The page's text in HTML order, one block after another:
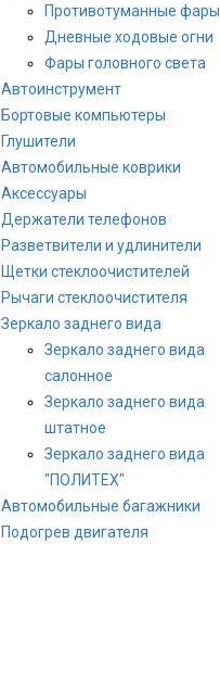
Противотуманные фары
Дневные ходовые огни
Фары головного света
Автоинструмент
Бортовые компьютеры
Глушители
Автомобильные коврики
Аксессуары
Держатели телефонов
Разветвители и удлинители
Щетки стеклоочистителей
Рычаги стеклоочистителя
Зеркало заднего вида
Зеркало заднего вида
салонное
Зеркало заднего вида
штатное
Зеркало заднего вида
"ПОЛИТЕХ"
Автомобильные багажники
Подогрев двигателя